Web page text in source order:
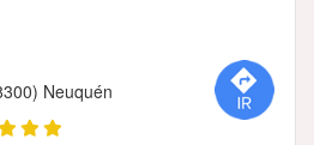
Neuquén